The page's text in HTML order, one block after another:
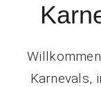
Karnevals,